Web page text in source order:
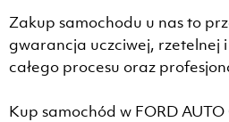
Zakup samochodu u nas to
gwarancja uczciwej, rzetelnej
całego procesu oraz
Kup samochód w FORD AUTO